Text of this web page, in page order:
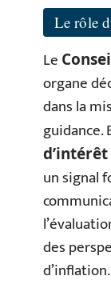
Le rôle
Le
organe
dans la
guidance.
d’intérêt
un signal
des
d’inflation.